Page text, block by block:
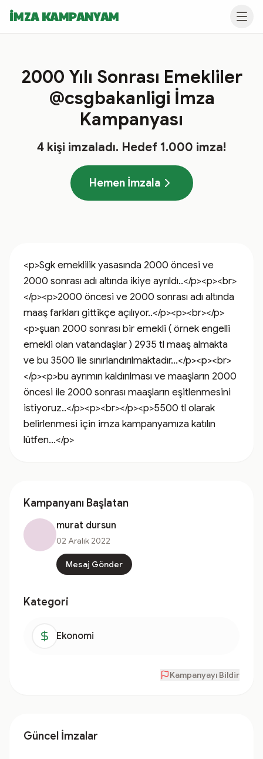
İMZA KAMPANYAM
2000 Yılı Sonrası Emekliler
@csgbakanligi İmza
Kampanyası
4 kişi imzaladı. Hedef 1.000 imza!
Hemen İmzala
<p>Sgk emeklilik yasasında 2000 öncesi ve
2000 sonrası adı altında ikiye ayrıldı..</p><p><br>
</p><p>2000 öncesi ve 2000 sonrası adı altında
maaş farkları gittikçe açılıyor..</p><p><br></p>
<p>şuan 2000 sonrası bir emekli ( örnek engelli
emekli olan vatandaşlar ) 2935 tl maaş almakta
ve bu 3500 ile sınırlandırılmaktadır...</p><p><br>
</p><p>bu ayrımın kaldırılması ve maaşların 2000
öncesi ile 2000 sonrası maaşların eşitlenmesini
istiyoruz..</p><p><br></p><p>5500 tl olarak
belirlenmesi için imza kampanyamıza katılın
lütfen...</p>
Kampanyanı Başlatan
murat dursun
02 Aralık 2022
Mesaj Gönder
Kategori
Ekonomi
Kampanyayı Bildir
Güncel İmzalar